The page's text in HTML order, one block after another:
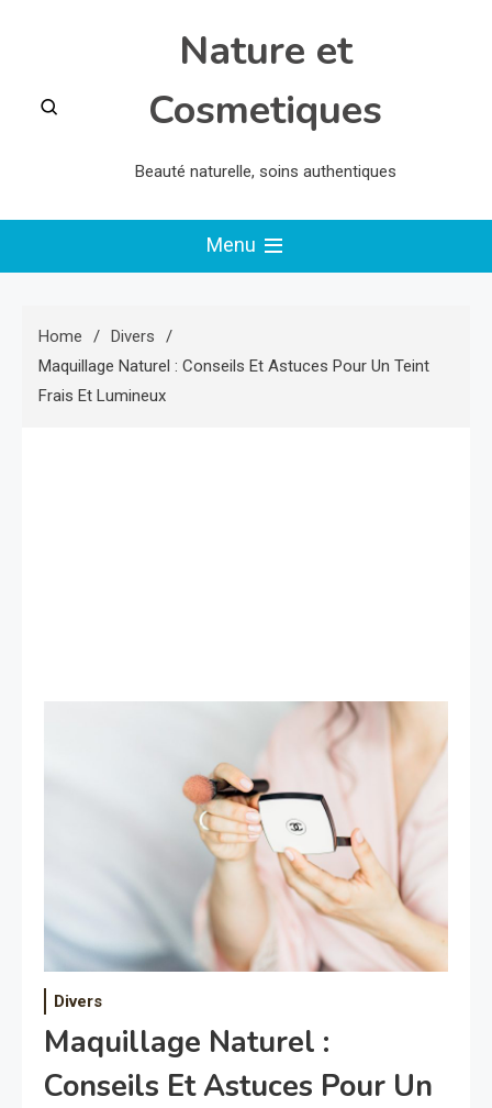
Nature et
Cosmetiques
Beauté naturelle, soins authentiques
Menu
Home
Divers
Maquillage Naturel : Conseils Et Astuces Pour Un Teint
Frais Et Lumineux
Divers
Maquillage Naturel :
Conseils Et Astuces Pour Un